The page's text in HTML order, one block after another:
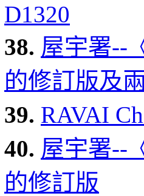
D1320
38. 屋宇署--
的修訂版及
39. RAVAI
40. 屋宇署--
的修訂版